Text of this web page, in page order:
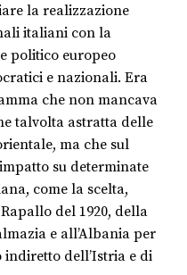
la realizzazione
italiani con la
politico europeo
e nazionali. Era
che non mancava
talvolta astratta delle
ma che sul
su determinate
come la scelta,
del 1920, della
e all’Albania per
dell’Istria e di